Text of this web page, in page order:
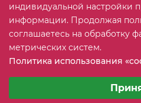
2005-2026 © mebelier51.ru -
дорогой корпусной
индивидуальной настройки
информации. Продолжая
соглашаетесь на обработку
метрических систем.
Политика использования